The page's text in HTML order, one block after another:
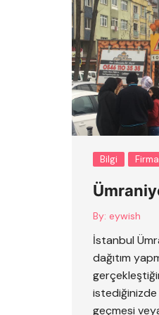
Bilgi
By: eywish
İstanbul
dağıtım
istediğinizde
geçmesi